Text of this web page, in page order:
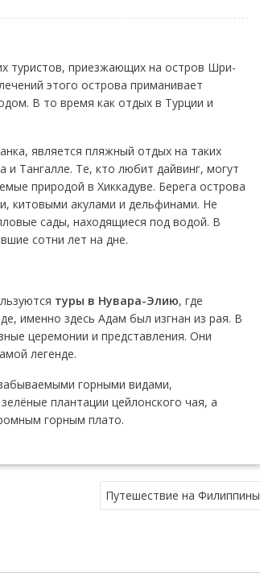
туристов, приезжающих на остров Шри-
этого острова приманивает
В то время как отдых в Турции и
является пляжный отдых на таких
и Тангалле. Те, кто любит дайвинг, могут
природой в Хиккадуве. Берега острова
китовыми акулами и дельфинами. Не
сады, находящиеся под водой. В
сотни лет на дне.
туры в Нувара-Элию, где
именно здесь Адам был изгнан из рая. В
церемонии и представления. Они
легенде.
горными видами,
плантации цейлонского чая, а
горным плато.
Путешествие на Филиппины